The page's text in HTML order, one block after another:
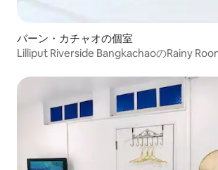
バーン・カチャオの個室
Lilliput Riverside BangkachaoのRainy